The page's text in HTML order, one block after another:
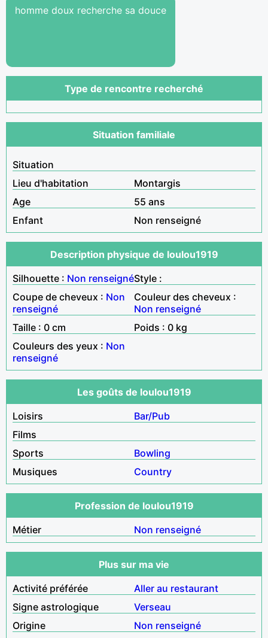
homme doux recherche sa douce
Type de rencontre recherché
Situation familiale
Situation
Lieu d'habitation
Montargis
Age
55 ans
Enfant
Non renseigné
Description physique de loulou1919
Silhouette : Non renseignéStyle :
Coupe de cheveux : Non
renseigné
Couleur des cheveux :
Non renseigné
Taille : 0 cm
Poids : 0 kg
Couleurs des yeux : Non
renseigné
Les goûts de loulou1919
Loisirs
Bar/Pub
Films
Sports
Bowling
Musiques
Country
Profession de loulou1919
Métier
Non renseigné
Plus sur ma vie
Activité préférée
Aller au restaurant
Signe astrologique
Verseau
Origine
Non renseigné